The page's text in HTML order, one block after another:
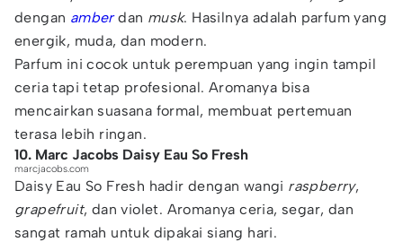
dengan amber dan musk. Hasilnya adalah parfum yang
energik, muda, dan modern.
Parfum ini cocok untuk perempuan yang ingin tampil
ceria tapi tetap profesional. Aromanya bisa
mencairkan suasana formal, membuat pertemuan
terasa lebih ringan.
10. Marc Jacobs Daisy Eau So Fresh
marcjacobs.com
Daisy Eau So Fresh hadir dengan wangi raspberry,
grapefruit, dan violet. Aromanya ceria, segar, dan
sangat ramah untuk dipakai siang hari.